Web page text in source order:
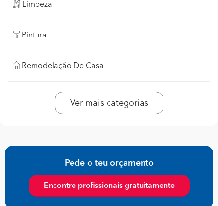
Limpeza
Pintura
Remodelação De Casa
Ver mais categorias
Pede o teu orçamento
Encontre profissionais gratuitamente